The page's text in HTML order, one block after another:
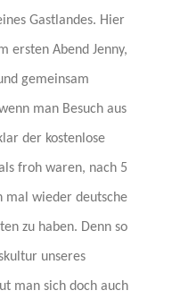
Gastlandes. Hier
ersten Abend Jenny,
gemeinsam
man Besuch aus
der kostenlose
froh waren, nach 5
mal wieder deutsche
zu haben. Denn so
unseres
man sich doch auch